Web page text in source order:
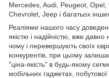
Mercedes, Audi, Peugeot, Opel,
Chevrolet, Jeep і багатьох
Реаліями нашого часу
якістю і надійністю, вже
чому і перевершують своїх
конкурентів, при цьому
"ціна-якість" в будь-якому
мобільних гаджетах, побутової